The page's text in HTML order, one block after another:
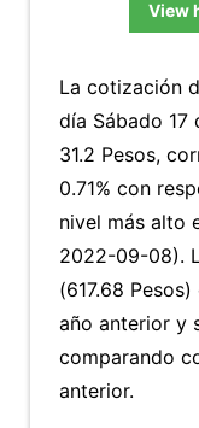
View
La cotización
día Sábado 17
31.2 Pesos,
0.71% con
nivel más alto
2022-09-08).
(617.68
año anterior y
comparando
anterior.